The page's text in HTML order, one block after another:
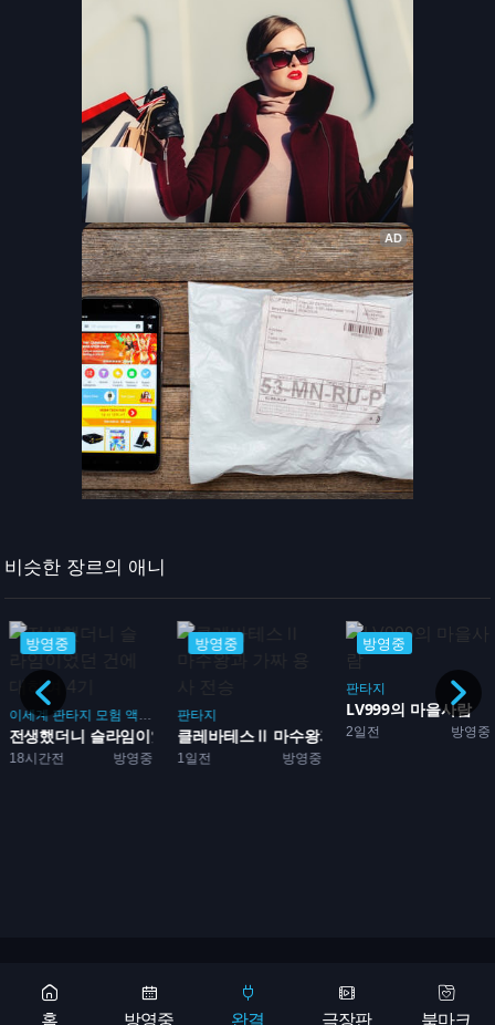
비슷한 장르의 애니
방영중
이세계 판타지 모험 액션 먼치킨 코미디
18시간전 방영중
전생했더니 슬라임이었던 건에...
방영중
판타지
1일전 방영중
클레바테스Ⅱ 마수왕과 가짜...
방영중
판타지
2일전 방영중
LV999의 마을사람
Copyright 2026 © 애니어바웃, aniabout.com. All Rights Reserved
홈 방영중 완결 극장판 북마크